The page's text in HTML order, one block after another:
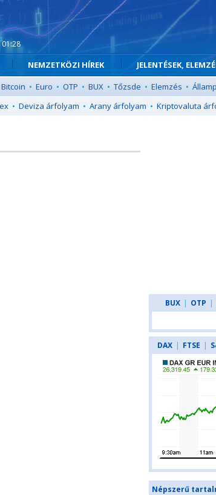
01:28
NEMZETKÖZI HÍREK JELENTÉSEK,
Bitcoin • Euro • OTP • BUX • Tőzsde • Elemzés •
• Deviza árfolyam • Arany árfolyam • Kriptovaluta
BUX | OTP |
DAX | FTSE |
Népszerű